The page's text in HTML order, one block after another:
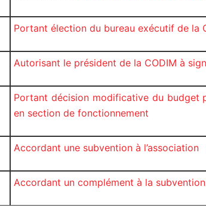
Portant élection du bureau exécutif de la
Autorisant le président de la CODIM à
Portant décision modificative du budget
en section de fonctionnement
Accordant une subvention à
Accordant un complément à la